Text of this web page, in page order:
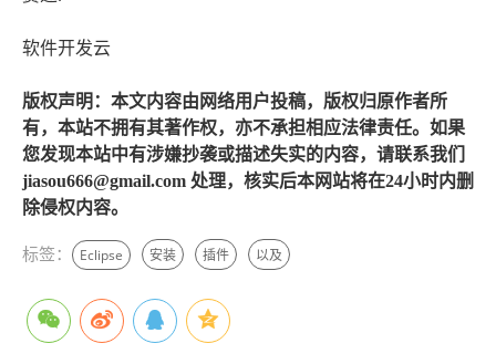
软件开发云
版权声明：本文内容由网络用户投稿，版权归原作者所
有，本站不拥有其著作权，亦不承担相应法律责任。如果
您发现本站中有涉嫌抄袭或描述失实的内容，请联系我们
jiasou666@gmail.com 处理，核实后本网站将在24小时内删
除侵权内容。
标签： Eclipse 安装 插件 以及